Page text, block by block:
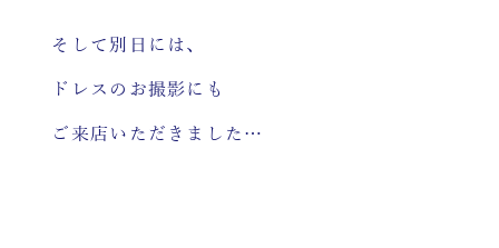
そして別日には、
ドレスのお撮影にも
ご来店いただきました…